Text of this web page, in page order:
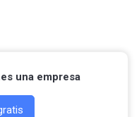
una empresa